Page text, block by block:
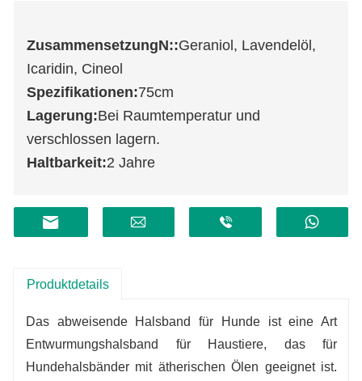
ZusammensetzungN::Geraniol, Lavendelöl,
Icaridin, Cineol
Spezifikationen:75cm
Lagerung:Bei Raumtemperatur und
verschlossen lagern.
Haltbarkeit:2 Jahre
Produktdetails
Das abweisende Halsband für Hunde ist eine Art
Entwurmungshalsband für Haustiere, das für
Hundehalsbänder mit ätherischen Ölen geeignet ist.